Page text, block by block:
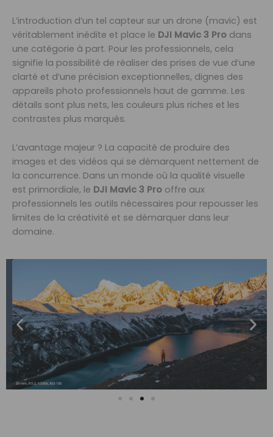
L’introduction d’un tel capteur sur un drone (mavic) est
véritablement inédite et place le DJI Mavic 3 Pro dans
une catégorie à part. Pour les professionnels, cela
signifie la possibilité de réaliser des prises de vue d’une
clarté et d’une précision exceptionnelles, dignes des
appareils photo professionnels haut de gamme. Les
détails sont plus nets, les couleurs plus riches et les
contrastes plus marqués.
L’avantage majeur ? La capacité de produire des
images et des vidéos qui se démarquent nettement de
la concurrence. Dans un monde où la qualité visuelle
est primordiale, le DJI Mavic 3 Pro offre aux
professionnels les outils nécessaires pour repousser les
limites de la créativité et se démarquer dans leur
domaine.